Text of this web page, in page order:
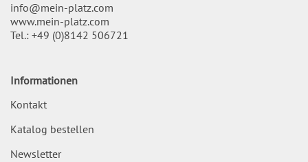
info@mein-platz.com
www.mein-platz.com
Tel.: +49 (0)8142 506721
Informationen
Kontakt
Katalog bestellen
Newsletter